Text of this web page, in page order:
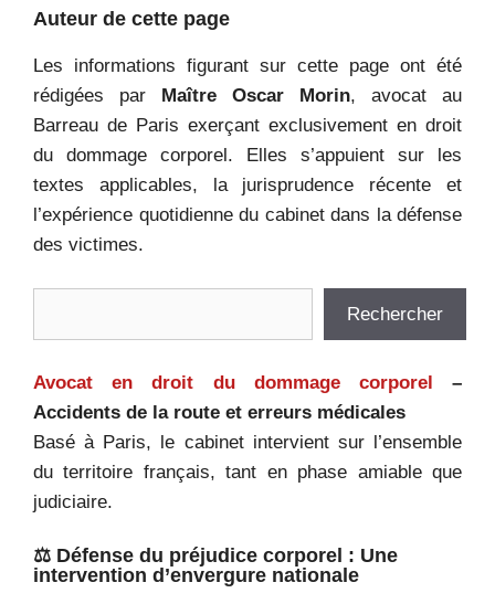
Auteur de cette page
Les informations figurant sur cette page ont été
rédigées par Maître Oscar Morin, avocat au
Barreau de Paris exerçant exclusivement en droit
du dommage corporel. Elles s’appuient sur les
textes applicables, la jurisprudence récente et
l’expérience quotidienne du cabinet dans la défense
des victimes.
Rechercher
Avocat en droit du dommage corporel –
Accidents de la route et erreurs médicales
Basé à Paris, le cabinet intervient sur l’ensemble
du territoire français, tant en phase amiable que
judiciaire.
⚖️ Défense du préjudice corporel : Une
intervention d’envergure nationale